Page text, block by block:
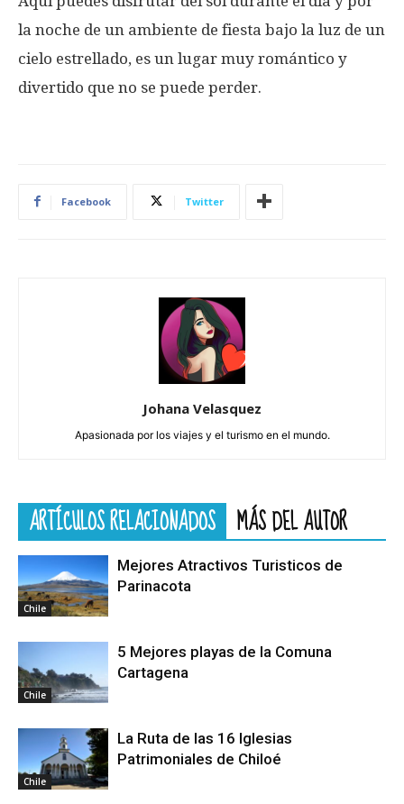
la noche de un ambiente de fiesta bajo la luz de un
cielo estrellado, es un lugar muy romántico y
divertido que no se puede perder.
Facebook Twitter
Johana Velasquez
Apasionada por los viajes y el turismo en el mundo.
ARTÍCULOS RELACIONADOS MÁS DEL AUTOR
Chile
Mejores Atractivos Turisticos de
Parinacota
Chile
5 Mejores playas de la Comuna
Cartagena
Chile
La Ruta de las 16 Iglesias
Patrimoniales de Chiloé